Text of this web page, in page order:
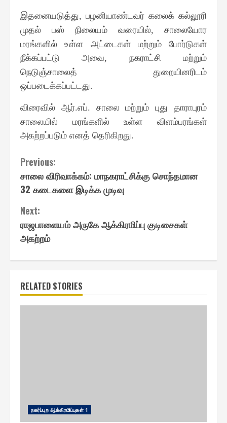
இதனையடுத்து, பழனியாண்டவர் கலைக் கல்லூரி
முதல் பஸ் நிலையம் வரையில், சாலையோர
மரங்களில் உள்ள அட்டைகள் மற்றும் போர்டுகள்
நீக்கப்பட்டு அவை, நகராட்சி மற்றும்
நெடுஞ்சாலைத் துறையினரிடம்
ஒப்படைக்கப்பட்டது.
விரைவில் ஆர்.எப். சாலை மற்றும் புது தாராபுரம்
சாலையில் மரங்களில் உள்ள விளம்பரங்கள்
அகற்றப்படும் எனத் தெரிகிறது.
Continue
Reading
Previous:
சாலை விரிவாக்கம்: மாநகராட்சிக்கு சொந்தமான
32 கடைகளை இடிக்க முடிவு
Next:
ராஜபாளையம் அருகே ஆக்கிரமிப்பு குடிசைகள்
அகற்றம்
RELATED STORIES
ந௧ர்ப்புற ஆக்கிரமிப்பு௧ள் 1